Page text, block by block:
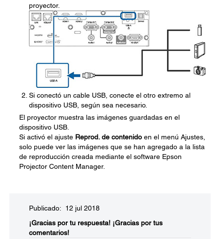
proyector.
Si conectó un cable USB, conecte el otro extremo al
dispositivo USB, según sea necesario.
El proyector muestra las imágenes guardadas en el
dispositivo USB.
Si activó el ajuste Reprod. de contenido en el menú Ajustes,
solo puede ver las imágenes que se han agregado a la lista
de reproducción creada mediante el software Epson
Projector Content Manager.
Publicado: 12 jul 2018
¡Gracias por tu respuesta! ¡Gracias por tus
comentarios!